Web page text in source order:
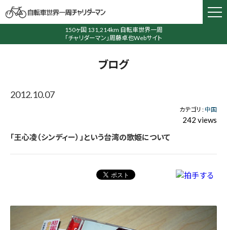
150ヶ国 131,214km 自転車世界一周
「チャリダーマン」周藤卓也Webサイト
ブログ
2012.10.07
カテゴリ :中国
242 views
「王心凌（シンディー）」という台湾の歌姫について